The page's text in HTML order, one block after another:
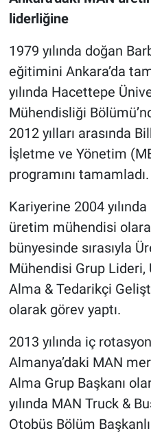
liderliğine
1979 yılında doğan
eğitimini Ankara’da
yılında Hacettepe
Mühendisliği
2012 yılları arasında
İşletme ve Yönetim
programını tamamladı.
Kariyerine 2004
üretim mühendisi
bünyesinde sırasıyla
Mühendisi Grup Lideri,
Alma & Tedarikçi
olarak görev yaptı.
2013 yılında iç
Almanya’daki MAN
Alma Grup Başkanı
yılında MAN Truck &
Otobüs Bölüm